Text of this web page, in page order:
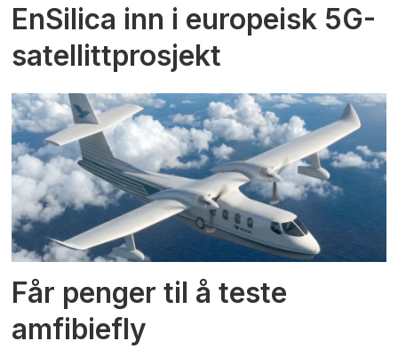
EnSilica inn i europeisk 5G-
satellittprosjekt
Får penger til å teste
amfibiefly